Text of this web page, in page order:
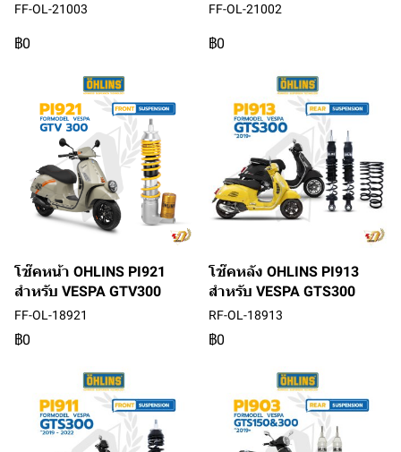
FF-OL-21003
฿0
FF-OL-21002
฿0
โช๊คหน้า OHLINS PI921
สำหรับ VESPA GTV300
FF-OL-18921
฿0
โช๊คหลัง OHLINS PI913
สำหรับ VESPA GTS300
RF-OL-18913
฿0